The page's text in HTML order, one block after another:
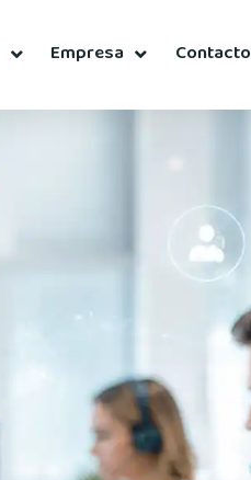
Empresa Contacto